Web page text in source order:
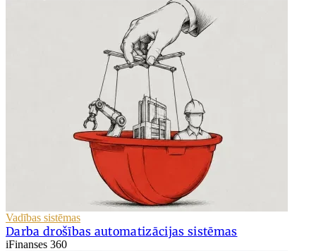
Vadības sistēmas
Darba drošības automatizācijas sistēmas
iFinanses 360